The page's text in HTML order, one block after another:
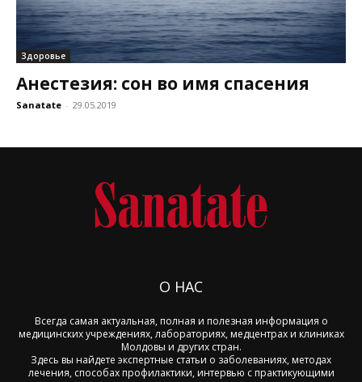
Здоровье
Анестезия: сон во имя спасения
Sanatate - 29.05.2019
О НАС
Всегда самая актуальная, полная и полезная информация о
медицинских учреждениях, лабораториях, медцентрах и клиниках
Молдовы и других стран.
Здесь вы найдете экспертные статьи о заболеваниях, методах
лечения, способах профилактики, интервью с практикующими